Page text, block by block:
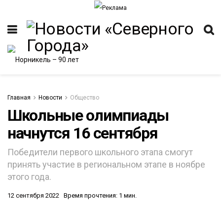
Главная Новости Общество
Школьные олимпиады
начнутся 16 сентября
Победители первого школьного этапа смогут
принять участие в региональном этапе в ноябре
этого года.
12 сентября 2022 Время прочтения: 1 мин.